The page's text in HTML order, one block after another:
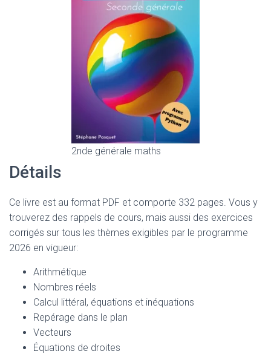
2nde générale maths
Détails
Ce livre est au format PDF et comporte 332 pages. Vous y
trouverez des rappels de cours, mais aussi des exercices
corrigés sur tous les thèmes exigibles par le programme
2026 en vigueur:
Arithmétique
Nombres réels
Calcul littéral, équations et inéquations
Repérage dans le plan
Vecteurs
Équations de droites